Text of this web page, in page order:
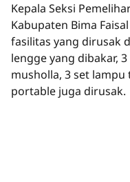
Kepala Seksi
Kabupaten Bima
fasilitas yang dirusak
lengge yang dibakar,
musholla, 3 set
portable juga dirusak.